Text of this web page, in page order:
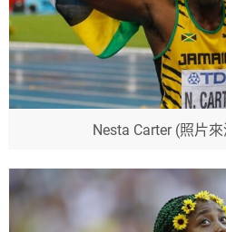
Nesta Carter (照片